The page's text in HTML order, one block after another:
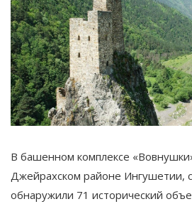
В башенном комплексе
Джейрахском районе Ингушетии,
обнаружили 71 исторический